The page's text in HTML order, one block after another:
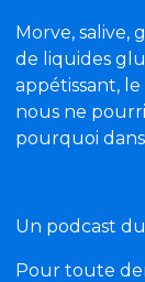
Morve, salive,
de liquides
appétissant,
nous ne
pourquoi
Un podcast du
Pour toute